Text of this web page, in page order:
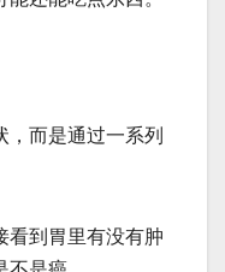
，而是通过一系列
看到胃里有没有肿